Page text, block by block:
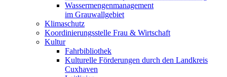
Wassermengenmanagement
im Grauwallgebiet
Klimaschutz
Koordinierungsstelle Frau & Wirtschaft
Kultur
Fahrbibliothek
Kulturelle Förderungen durch den Landkreis
Cuxhaven